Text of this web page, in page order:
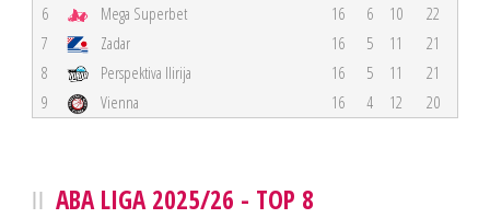
6
Mega Superbet 16 6 10
22
7
Zadar 16 5 11
21
8
Perspektiva Ilirija 16 5 11
21
9
Vienna 16 4 12 20
ABA LIGA 2025/26 - TOP 8